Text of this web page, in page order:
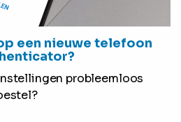
een nieuwe telefoon
probleemloos